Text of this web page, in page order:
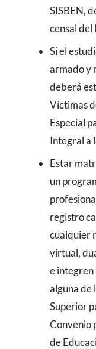
SISBEN,
censal
Si el
armado y
deberá
Víctimas
Especial
Integral a
Estar
un
registro
cualquier
virtual,
e integren
alguna de
Superior
Convenio
de